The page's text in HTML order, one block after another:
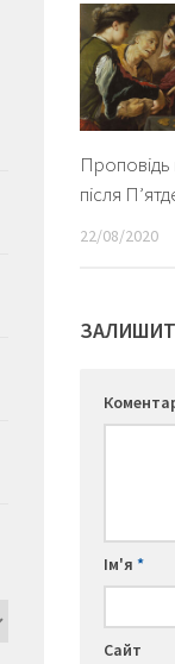
Проповідь
після
22/08/2020
Ім'я *
Сайт